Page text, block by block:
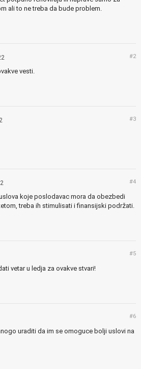
ali to ne treba da bude problem.
#2
vesti.
#3
#4
koje poslodavac mora da obezbedi
treba ih stimulisati i finansijski podržati.
#5
vetar u ledja za ovakve stvari!
#6
uraditi da im se omoguce bolji uslovi na